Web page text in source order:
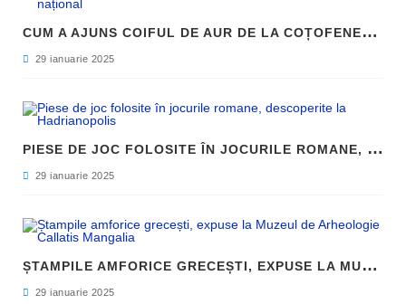
C
UM A AJUNS COIFUL DE AUR DE LA COȚOFENEȘTI ÎN PATRIMONIUL NAȚIONAL
29 ianuarie 2025
P
IESE DE JOC FOLOSITE ÎN JOCURILE ROMANE, DESCOPERITE LA HADRIANOPOLIS
29 ianuarie 2025
Ș
TAMPILE AMFORICE GRECEȘTI, EXPUSE LA MUZEUL DE ARHEOLOGIE CALLATIS MANGALIA
29 ianuarie 2025